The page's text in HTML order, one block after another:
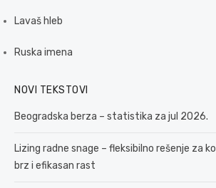
Lavaš hleb
Ruska imena
NOVI TEKSTOVI
Beogradska berza – statistika za jul 2026.
Lizing radne snage – fleksibilno rešenje za
brz i efikasan rast